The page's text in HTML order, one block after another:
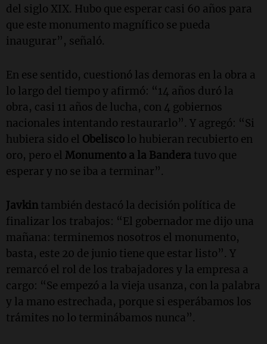
del siglo XIX. Hubo que esperar casi 60 años para
que este monumento magnífico se pueda
inaugurar”, señaló.
En ese sentido, cuestionó las demoras en la obra a
lo largo del tiempo y afirmó: “14 años duró la
obra, casi 11 años de lucha, con 4 gobiernos
nacionales intentando restaurarlo”. Y agregó: “Si
hubiera sido el Obelisco lo hubieran recubierto en
oro, pero el Monumento a la Bandera tuvo que
esperar y no se iba a terminar”.
Javkin también destacó la decisión política de
finalizar los trabajos: “El gobernador me dijo una
mañana: terminemos nosotros el monumento,
basta, este 20 de junio tiene que estar listo”. Y
remarcó el rol de los trabajadores y la empresa a
cargo: “Se empezó a la vieja usanza, con la palabra
y la mano estrechada, porque si esperábamos los
trámites no lo terminábamos nunca”.